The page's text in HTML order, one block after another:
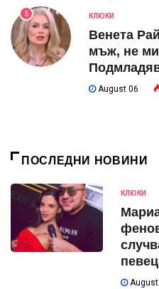
5 КЛЮКИ
Венета
мъж, не ми
August 06
ПОСЛЕДНИ НОВИНИ
КЛЮКИ
August